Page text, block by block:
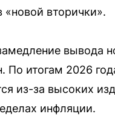
«новой вторички».
вывода
По итогам 2026
из-за высоких
инфляции.